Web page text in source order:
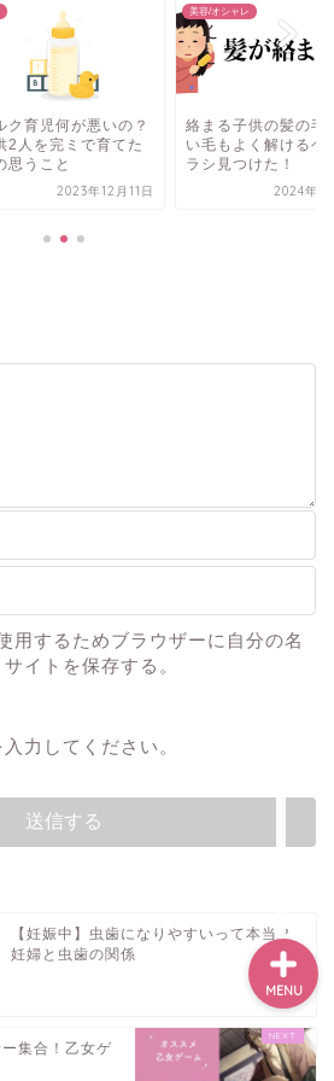
美容/オシャレ
絡まる子供の髪の毛。細
い毛もよく解けるヘアブ
ラシ見つけた！
2024年1月11日
デリケートなお悩みごと
陥没乳頭の授乳
って便利だった
2024
用するためブラウザーに自分の名
イトを保存する。
力してください。
【妊娠中】虫歯になりやすいって本当？
妊婦と虫歯の関係
集合！乙女ゲ
MENU
プロフィール